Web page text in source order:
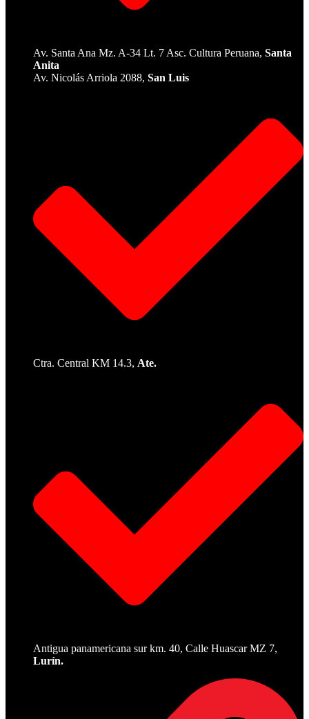
Av. Santa Ana Mz. A-34 Lt. 7 Asc. Cultura Peruana, Santa
Anita
Av. Nicolás Arriola 2088, San Luis
Ctra. Central KM 14.3, Ate.
Antigua panamericana sur km. 40, Calle Huascar MZ 7,
Lurín.